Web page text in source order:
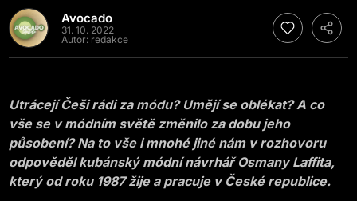
Avocado
31. 10. 2022
Autor: redakce
Utrácejí Češi rádi za módu? Umějí se oblékat? A co
vše se v módním světě změnilo za dobu jeho
působení? Na to vše i mnohé jiné nám v rozhovoru
odpověděl kubánský módní návrhář Osmany Laffita,
který od roku 1987 žije a pracuje v České republice.